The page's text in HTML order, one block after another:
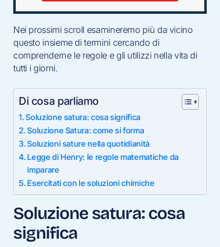
Nei prossimi scroll esamineremo più da vicino
questo insieme di termini cercando di
comprenderne le regole e gli utilizzi nella vita di
tutti i giorni.
Di cosa parliamo
Soluzione satura: cosa significa
Soluzione Satura: come si forma
Soluzioni sature nella quotidianità
Legge di Henry: le regole matematiche da
imparare
Esercitati con le soluzioni chimiche
Soluzione satura: cosa
significa